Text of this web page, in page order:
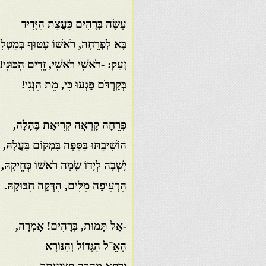
עָשָׂה בְּרָהִים כַּעֲצַת הַיָּדִיד
בָּא לְפְרֵחָה, רֹאשׁוֹ עָטוּף
זָעַק: -רֹאשִׁי רֹאשִׁי, זֵדִים הִכּוּנִי!
בְּקַרְדֹּם פָּגְעוּ כִּי, מֵת הִנְנִי!
פְרֵחָה קָרְאָה קְרִיאַת בֶּהָלָה,
הוֹשִׁיבַתּוּ בַּסַּפָּה בִּמְקוֹם בַּעֲלָהּ,
יָשְׁבָה לְיָדוֹ שָׂמָה רֹאשׁוֹ כְּחֵיקָהּ,
הִרְעִיפָה מִלִּים, הִדְּקָה חִבּוּקָהּ.
-אַל תָּמוּת, בְּרָהִים! אָמְרָה,
הָאֵ־ל הַגָּדוֹל וְהַנּוֹרָא